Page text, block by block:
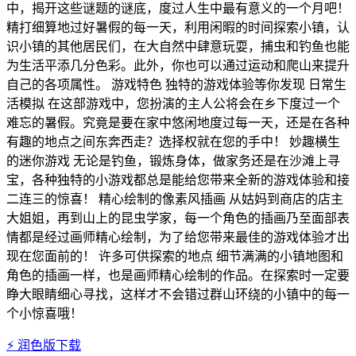
中，揭开这些谜题的谜底，度过人生中最有意义的一个月吧！
精打细算地过好暑假的每一天，利用闲暇的时间探索小镇，认
识小镇的其他居民们，在大自然中肆意玩耍，捕虫和钓鱼也能
为生活平添几分色彩。此外，你也可以通过运动和爬山来提升
自己的各项属性。 游戏特色 独特的游戏体验等你发现 日常生
活模拟 在这部游戏中，您扮演的主人公将会在乡下度过一个
难忘的暑假。究竟是要在家中悠闲地度过每一天，还是在各种
有趣的地点之间东奔西走？选择权就在您的手中！ 妙趣横生
的迷你游戏 无论是钓鱼，锻炼身体，做家务还是在沙滩上寻
宝，各种独特的小游戏都总是能给您带来全新的游戏体验和接
二连三的惊喜！ 精心绘制的像素风插画 从姑妈到商店的店主
大姐姐，再到山上的昆虫学家，每一个角色的插画乃至面部表
情都是经过画师精心绘制，为了给您带来最佳的游戏体验才出
现在您面前的！ 许多可供探索的地点 细节满满的小镇地图和
角色的插画一样，也是画师精心绘制的作品。在探索时一定要
睁大眼睛细心寻找，这样才不会错过群山环绕的小镇中的每一
个小惊喜哦！
⚡ 润色版下载